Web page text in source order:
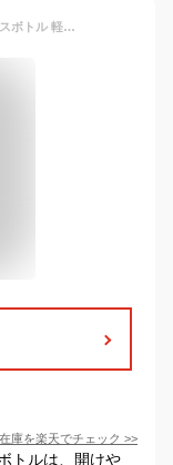
アトラス 水筒 保冷 保温 真空断熱 ステンレスボトル 軽量 スリム ワンタッチマグボトル 広口 洗いやすい おしゃれ Basic Products ベーシックプロダクツ 340ml 490ml 600ml 720ml 白湯 ワンタッチオープン ロックリング AWR
庫を楽天でチェック >>
トルは、開けや